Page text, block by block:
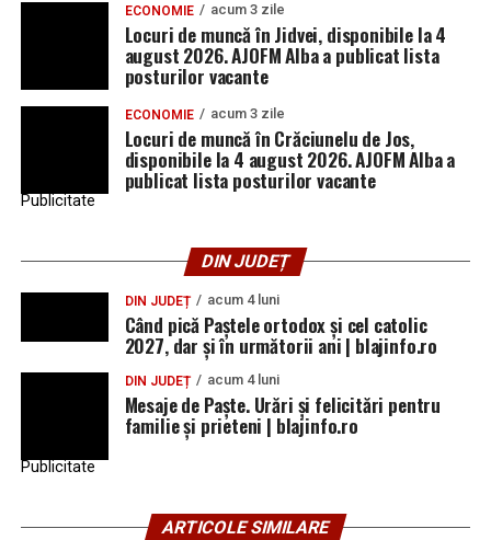
ECONOMIE acum 3 zile
Locuri de muncă în Jidvei, disponibile la 4
august 2026. AJOFM Alba a publicat lista
posturilor vacante
ECONOMIE acum 3 zile
Locuri de muncă în Crăciunelu de Jos,
disponibile la 4 august 2026. AJOFM Alba a
publicat lista posturilor vacante
Publicitate
DIN JUDEȚ
DIN JUDEȚ acum 4 luni
Când pică Paștele ortodox și cel catolic
2027, dar și în următorii ani | blajinfo.ro
DIN JUDEȚ acum 4 luni
Mesaje de Paște. Urări și felicitări pentru
familie și prieteni | blajinfo.ro
Publicitate
ARTICOLE SIMILARE